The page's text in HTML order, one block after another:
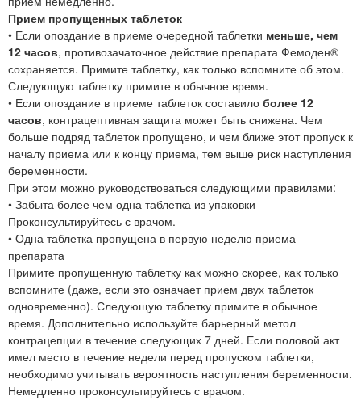
Прием пропущенных таблеток
• Если опоздание в приеме очередной таблетки меньше, чем
12 часов, противозачаточное действие препарата Фемоден®
сохраняется. Примите таблетку, как только вспомните об этом.
Следующую таблетку примите в обычное время.
• Если опоздание в приеме таблеток составило более 12
часов, контрацептивная защита может быть снижена. Чем
больше подряд таблеток пропущено, и чем ближе этот пропуск к
началу приема или к концу приема, тем выше риск наступления
беременности.
При этом можно руководствоваться следующими правилами:
• Забыта более чем одна таблетка из упаковки
Проконсультируйтесь с врачом.
• Одна таблетка пропущена в первую неделю приема
препарата
Примите пропущенную таблетку как можно скорее, как только
вспомните (даже, если это означает прием двух таблеток
одновременно). Следующую таблетку примите в обычное
время. Дополнительно используйте барьерный метол
контрацепции в течение следующих 7 дней. Если половой акт
имел место в течение недели перед пропуском таблетки,
необходимо учитывать вероятность наступления беременности.
Немедленно проконсультируйтесь с врачом.